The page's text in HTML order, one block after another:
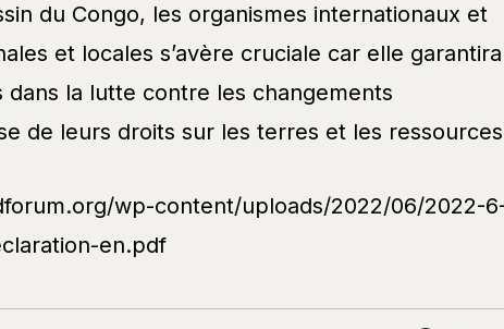
du Congo, les organismes internationaux et
et locales s’avère cruciale car elle garantira
dans la lutte contre les changements
de leurs droits sur les terres et les
wp-content/uploads/2022/06/2022-
en.pdf